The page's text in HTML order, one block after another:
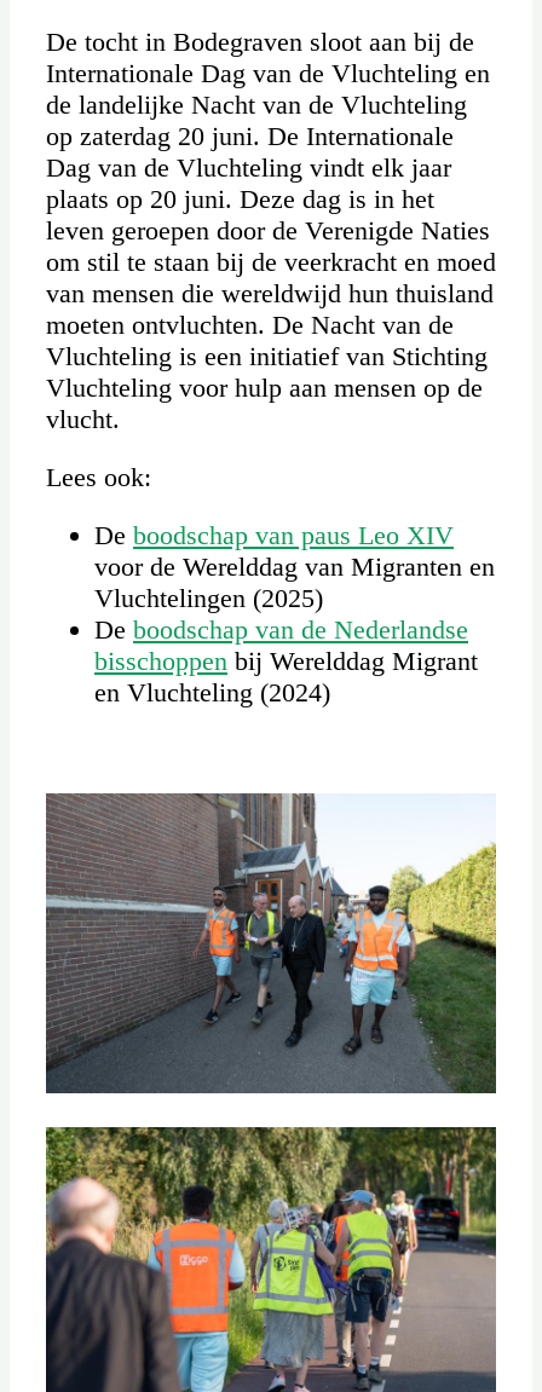
De tocht in Bodegraven sloot aan bij de
Internationale Dag van de Vluchteling en
de landelijke Nacht van de Vluchteling
op zaterdag 20 juni. De Internationale
Dag van de Vluchteling vindt elk jaar
plaats op 20 juni. Deze dag is in het
leven geroepen door de Verenigde Naties
om stil te staan bij de veerkracht en moed
van mensen die wereldwijd hun thuisland
moeten ontvluchten. De Nacht van de
Vluchteling is een initiatief van Stichting
Vluchteling voor hulp aan mensen op de
vlucht.
Lees ook:
De boodschap van paus Leo XIV
voor de Werelddag van Migranten en
Vluchtelingen (2025)
De boodschap van de Nederlandse
bisschoppen bij Werelddag Migrant
en Vluchteling (2024)